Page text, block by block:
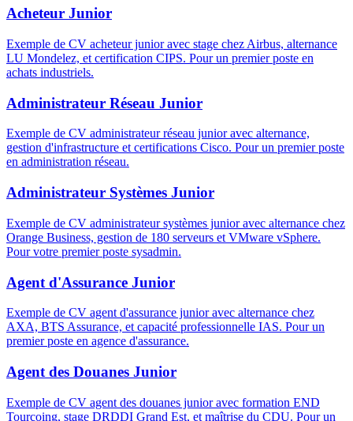
Acheteur Junior
Exemple de CV acheteur junior avec stage chez Airbus, alternance
LU Mondelez, et certification CIPS. Pour un premier poste en
achats industriels.
Administrateur Réseau Junior
Exemple de CV administrateur réseau junior avec alternance,
gestion d'infrastructure et certifications Cisco. Pour un premier poste
en administration réseau.
Administrateur Systèmes Junior
Exemple de CV administrateur systèmes junior avec alternance chez
Orange Business, gestion de 180 serveurs et VMware vSphere.
Pour votre premier poste sysadmin.
Agent d'Assurance Junior
Exemple de CV agent d'assurance junior avec alternance chez
AXA, BTS Assurance, et capacité professionnelle IAS. Pour un
premier poste en agence d'assurance.
Agent des Douanes Junior
Exemple de CV agent des douanes junior avec formation END
Tourcoing, stage DRDDI Grand Est, et maîtrise du CDU. Pour un